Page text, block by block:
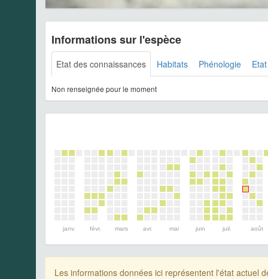
Informations sur l'espèce
Etat des connaissances Habitats Phénologie
Non renseignée pour le moment
janv. févr. mars avr. mai juin juil. août
Les informations données ici représentent l'état actuel